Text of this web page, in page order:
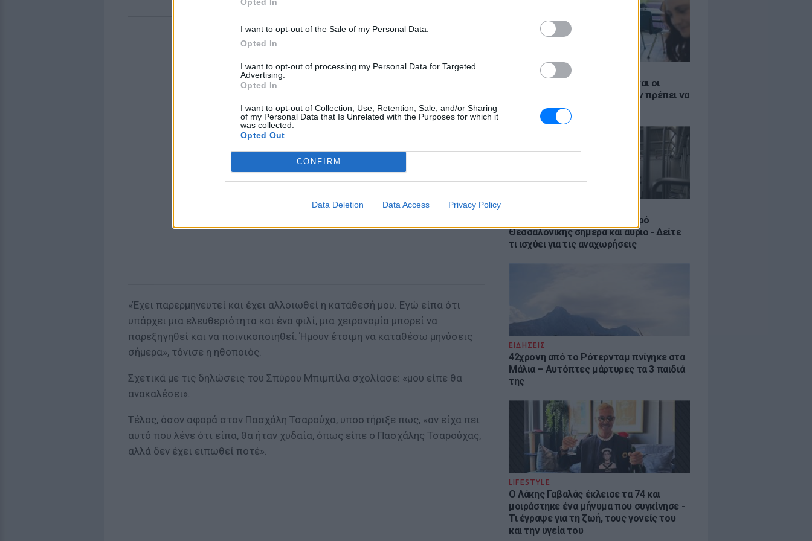
I want to opt-out of the Sale of my Personal Data.
Opted In
I want to opt-out of processing my Personal Data for Targeted
Advertising.
Opted In
I want to opt-out of Collection, Use, Retention, Sale, and/or Sharing
of my Personal Data that Is Unrelated with the Purposes for which it
was collected.
Opted Out
CONFIRM
Data Deletion Data Access Privacy Policy
ΕΙΔΗΣΕΙΣ
Voucher ΕΣΠΑ 2026: Αυτές είναι οι
κρίσιμες ημερομηνίες που δεν πρέπει να
Αλλαγές στο ωράριο του Μετρό
Θεσσαλονίκης σήμερα και αύριο - Δείτε
τι ισχύει για τις αναχωρήσεις
ΕΙΔΗΣΕΙΣ
42χρονη από το Ρότερνταμ πνίγηκε στα
Μάλια – Αυτόπτες μάρτυρες τα 3 παιδιά
της
LIFESTYLE
Ο Λάκης Γαβαλάς έκλεισε τα 74 και
μοιράστηκε ένα μήνυμα που συγκίνησε -
Τι έγραψε για τη ζωή, τους γονείς του
και την υγεία του
«Έχει παρερμηνευτεί και έχει αλλοιωθεί η κατάθεσή μου. Εγώ είπα ότι
υπάρχει μια ελευθεριότητα και ένα φιλί, μια χειρονομία μπορεί να
παρεξηγηθεί και να ποινικοποιηθεί. Ήμουν έτοιμη να καταθέσω μηνύσεις
σήμερα», τόνισε η ηθοποιός.
Σχετικά με τις δηλώσεις του Σπύρου Μπιμπίλα σχολίασε: «μου είπε θα
ανακαλέσει».
Τέλος, όσον αφορά στον Πασχάλη Τσαρούχα, υποστήριξε πως, «αν είχα πει
αυτό που λένε ότι είπα, θα ήταν χυδαία, όπως είπε ο Πασχάλης Τσαρούχας,
αλλά δεν έχει ειπωθεί ποτέ».